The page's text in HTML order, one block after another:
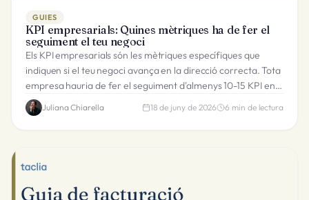
GUIES
KPI empresarials: Quines mètriques ha de fer el
seguiment el teu negoci
Els KPI empresarials són les mètriques específiques que
indiquen si el teu negoci avança en la direcció correcta. Tota
empresa hauria de fer el seguiment d'almenys 10-15 KPI en
ingressos, operacions, clients i equip.
Juliana Chiarella 18 de juny de 2026 6 min de lectura